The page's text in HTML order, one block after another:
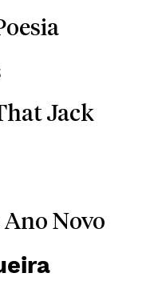
Jack
Novo